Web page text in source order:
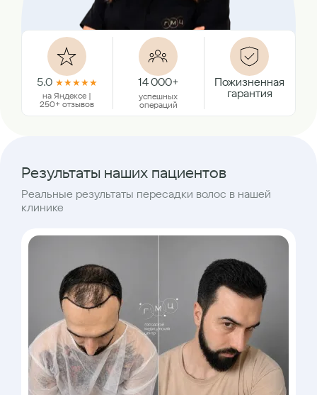
5.0 ★★★★★
на Яндексе |
250+ отзывов
14 000+
успешных
операций
Пожизненная
гарантия
Результаты наших пациентов
Реальные результаты пересадки волос в нашей
клинике